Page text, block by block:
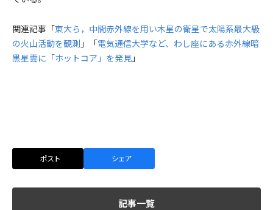
関連記事「東大ら，中間赤外線を用い木星の衛星で太陽系最大級
の火山活動を観測 」「電気通信大学など、わし座にある赤外線暗
黒星雲に「ホットコア」を発見 」
ポスト シェア
記事一覧